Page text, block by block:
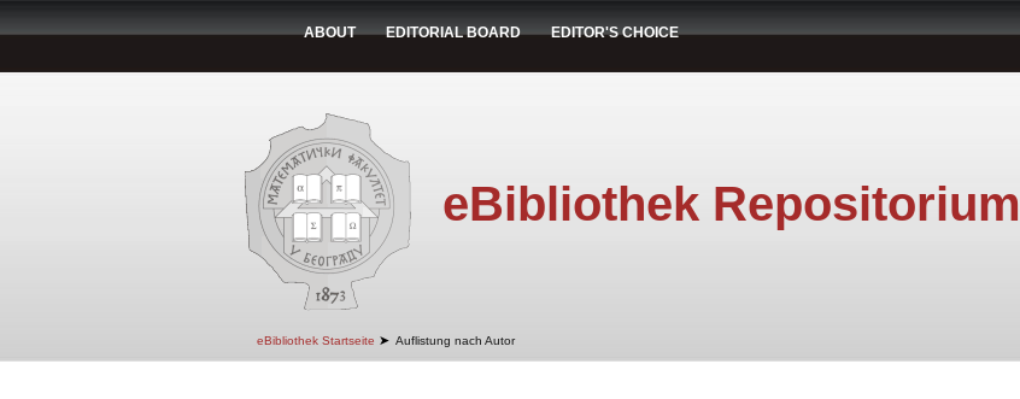
ABOUT EDITORIAL BOARD EDITOR'S CHOICE
eBibliothek Repositorium
eBibliothek Startseite ➤ Auflistung nach Autor